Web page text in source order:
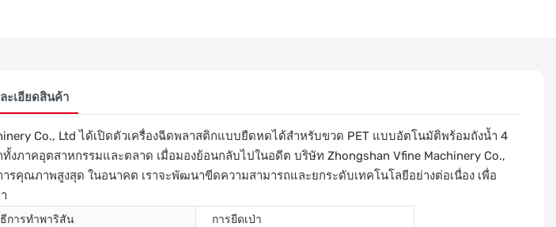
ะเอียดสินค้า
Co., Ltd ได้เปิดตัวเครื่องฉีดพลาสติกแบบยืดหดได้สำหรับขวด PET แบบอัตโนมัติพร้อมถังน้ำ 4
ภาคอุตสาหกรรมและตลาด เมื่อมองย้อนกลับไปในอดีต บริษัท Zhongshan Vfine Machinery Co.,
คุณภาพสูงสุด ในอนาคต เราจะพัฒนาขีดความสามารถและยกระดับเทคโนโลยีอย่างต่อเนื่อง เพื่อ
การทำพาริสัน
การยืดเป่า